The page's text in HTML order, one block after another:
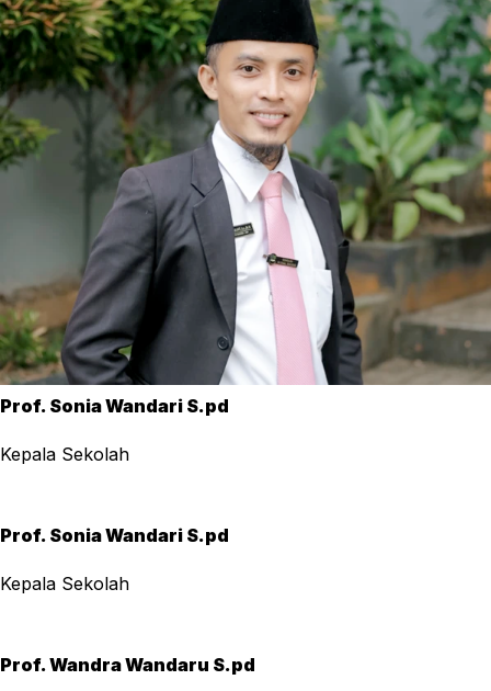
Prof. Sonia Wandari S.pd
Kepala Sekolah
Prof. Sonia Wandari S.pd
Kepala Sekolah
Prof. Wandra Wandaru S.pd